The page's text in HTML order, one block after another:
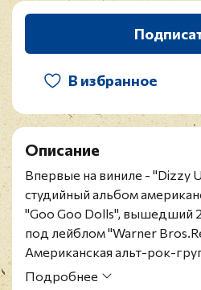
В избранное
Описание
Впервые на виниле - "Dizzy
студийный альбом
"Goo Goo Dolls", вышедший
под лейблом "Warner
Американская альт-рок-
была создана в 1985 году
Подробнее